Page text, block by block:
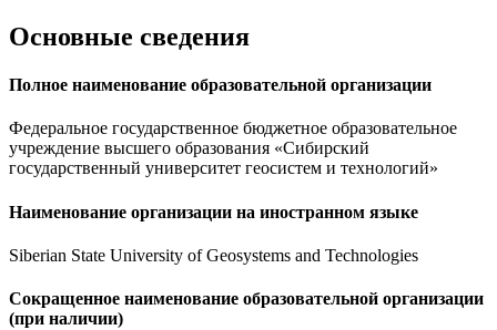
Основные сведения
Полное наименование образовательной организации
Федеральное государственное бюджетное образовательное
учреждение высшего образования «Сибирский
государственный университет геосистем и технологий»
Наименование организации на иностранном языке
Siberian State University of Geosystems and Technologies
Сокращенное наименование образовательной организации
(при наличии)